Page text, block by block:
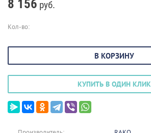
8 156 руб.
Кол-во:
В КОРЗИНУ
КУПИТЬ В ОДИН КЛИК